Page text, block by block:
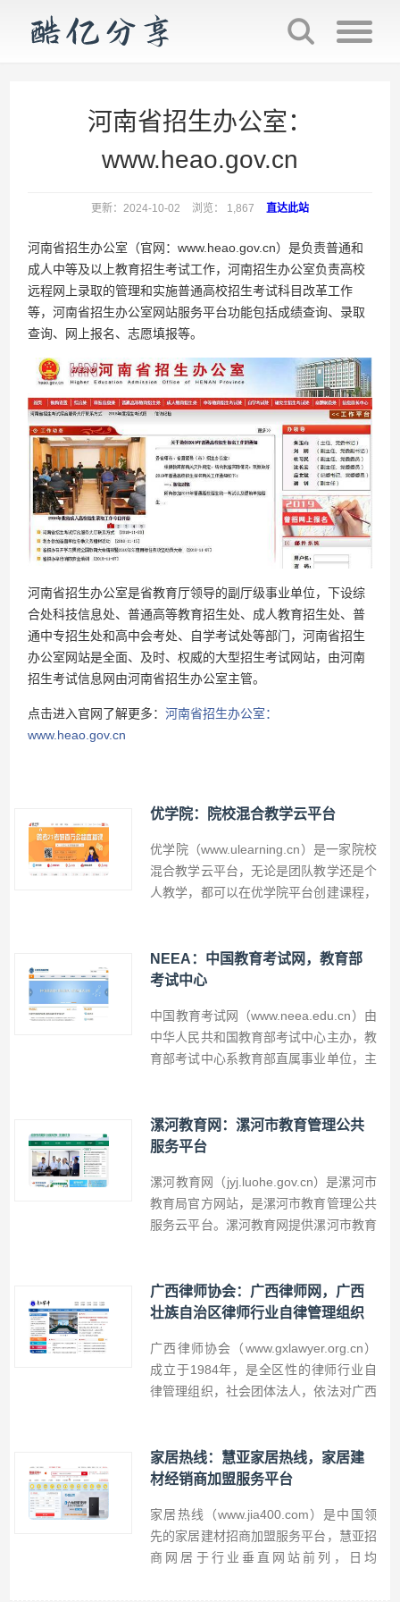
河南省招生办公室：
www.heao.gov.cn
更新：2024-10-02 浏览： 1,867 直达此站
河南省招生办公室（官网：www.heao.gov.cn）是负责普通和
成人中等及以上教育招生考试工作，河南招生办公室负责高校
远程网上录取的管理和实施普通高校招生考试科目改革工作
等，河南省招生办公室网站服务平台功能包括成绩查询、录取
查询、网上报名、志愿填报等。
河南省招生办公室是省教育厅领导的副厅级事业单位，下设综
合处科技信息处、普通高等教育招生处、成人教育招生处、普
通中专招生处和高中会考处、自学考试处等部门，河南省招生
办公室网站是全面、及时、权威的大型招生考试网站，由河南
招生考试信息网由河南省招生办公室主管。
点击进入官网了解更多：河南省招生办公室：
www.heao.gov.cn
优学院：院校混合教学云平台
优学院（www.ulearning.cn）是一家院校
混合教学云平台，无论是团队教学还是个
人教学，都可以在优学院平台创建课程，
等检验教学成果，另有课堂互动和课程考
核等功能。
NEEA：中国教育考试网，教育部
考试中心
中国教育考试网（www.neea.edu.cn）由
中华人民共和国教育部考试中心主办，教
育部考试中心系教育部直属事业单位，主
六级考试、计算机等级考试的官方网站。
漯河教育网：漯河市教育管理公共
服务平台
漯河教育网（jyj.luohe.gov.cn）是漯河市
教育局官方网站，是漯河市教育管理公共
服务云平台。漯河教育网提供漯河市教育
教育新闻、校园风采，及漯河市教育云服
务平台等服务。
广西律师协会：广西律师网，广西
壮族自治区律师行业自律管理组织
广西律师协会（www.gxlawyer.org.cn）
成立于1984年，是全区性的律师行业自
律管理组织，社会团体法人，依法对广西
自治区律师协会的个人会员，依法经广西
壮族自治区司法厅批准设立的律师执业机
家居热线：慧亚家居热线，家居建
材经销商加盟服务平台
家居热线（www.jia400.com）是中国领
先的家居建材招商加盟服务平台，慧亚招
商网居于行业垂直网站前列，日均